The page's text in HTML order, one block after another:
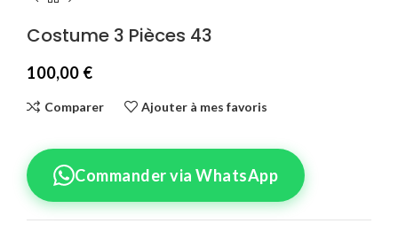
Costume 3 Pièces 43
100,00 €
Comparer Ajouter à mes favoris
Commander via WhatsApp